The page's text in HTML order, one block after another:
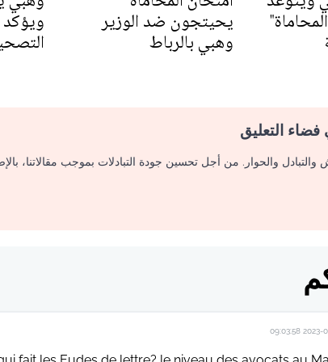
يحيتجون ضد الوزير
وهبي بالرباط
ويؤكد
التعليق
والتبادل والحوار. من أجل تحسين جودة التبادلات بموجب مقالاتنا،
2023-01-08